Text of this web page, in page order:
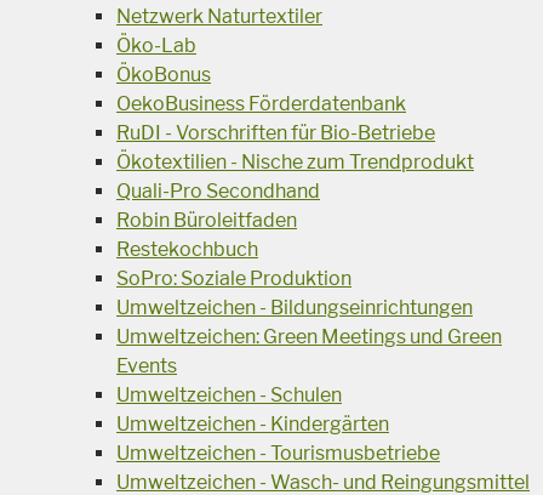
Netzwerk Naturtextiler
Öko-Lab
ÖkoBonus
OekoBusiness Förderdatenbank
RuDI - Vorschriften für Bio-Betriebe
Ökotextilien - Nische zum Trendprodukt
Quali-Pro Secondhand
Robin Büroleitfaden
Restekochbuch
SoPro: Soziale Produktion
Umweltzeichen - Bildungseinrichtungen
Umweltzeichen: Green Meetings und Green
Events
Umweltzeichen - Schulen
Umweltzeichen - Kindergärten
Umweltzeichen - Tourismusbetriebe
Umweltzeichen - Wasch- und Reingungsmittel